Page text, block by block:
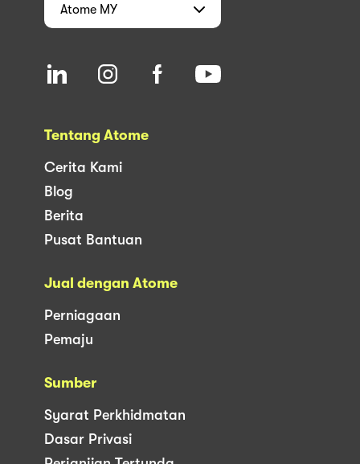
Atome MY
Tentang Atome
Cerita Kami
Blog
Berita
Pusat Bantuan
Jual dengan Atome
Perniagaan
Pemaju
Sumber
Syarat Perkhidmatan
Dasar Privasi